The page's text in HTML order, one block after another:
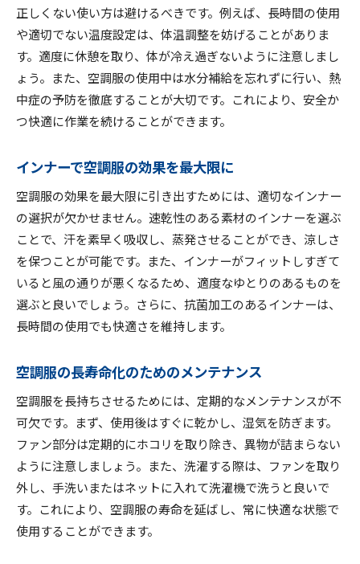
正しくない使い方は避けるべきです。例えば、長時間の使用
や適切でない温度設定は、体温調整を妨げることがありま
す。適度に休憩を取り、体が冷え過ぎないように注意しまし
ょう。また、空調服の使用中は水分補給を忘れずに行い、熱
中症の予防を徹底することが大切です。これにより、安全か
つ快適に作業を続けることができます。
インナーで空調服の効果を最大限に
空調服の効果を最大限に引き出すためには、適切なインナー
の選択が欠かせません。速乾性のある素材のインナーを選ぶ
ことで、汗を素早く吸収し、蒸発させることができ、涼しさ
を保つことが可能です。また、インナーがフィットしすぎて
いると風の通りが悪くなるため、適度なゆとりのあるものを
選ぶと良いでしょう。さらに、抗菌加工のあるインナーは、
長時間の使用でも快適さを維持します。
空調服の長寿命化のためのメンテナンス
空調服を長持ちさせるためには、定期的なメンテナンスが不
可欠です。まず、使用後はすぐに乾かし、湿気を防ぎます。
ファン部分は定期的にホコリを取り除き、異物が詰まらない
ように注意しましょう。また、洗濯する際は、ファンを取り
外し、手洗いまたはネットに入れて洗濯機で洗うと良いで
す。これにより、空調服の寿命を延ばし、常に快適な状態で
使用することができます。